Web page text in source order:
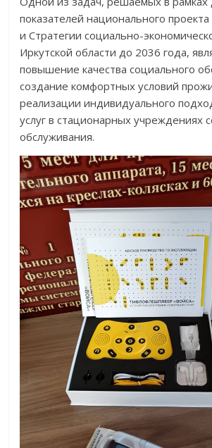
показателей национального
и Стратегии социально-
Иркутской области до 2036 года,
повышение качества социального
создание комфортных условий
реализации индивидуального
услуг в стационарных учреждениях
обслуживания.